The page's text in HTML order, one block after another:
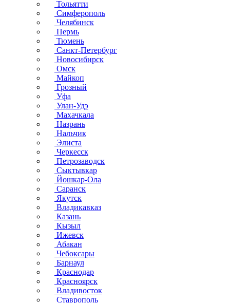
Тольятти
Симферополь
Челябинск
Пермь
Тюмень
Санкт-Петербург
Новосибирск
Омск
Майкоп
Грозный
Уфа
Улан-Удэ
Махачкала
Назрань
Нальчик
Элиста
Черкесск
Петрозаводск
Сыктывкар
Йошкар-Ола
Саранск
Якутск
Владикавказ
Казань
Кызыл
Ижевск
Абакан
Чебоксары
Барнаул
Краснодар
Красноярск
Владивосток
Ставрополь